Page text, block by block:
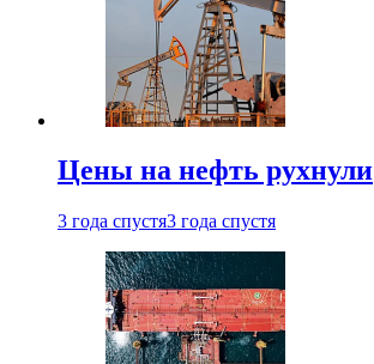
Цены на нефть рухнули
3 года спустя3 года спустя